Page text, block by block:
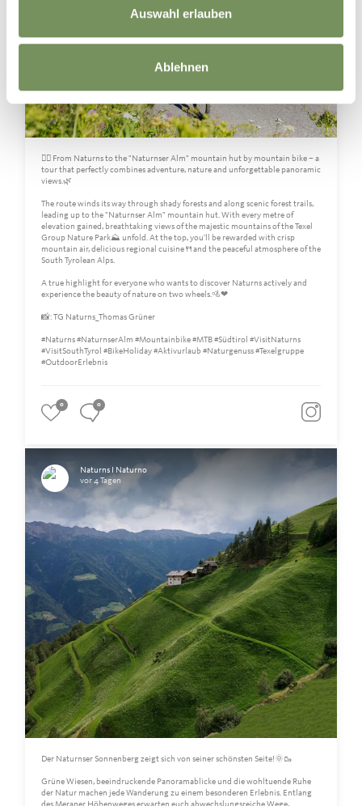
Auswahl erlauben
Ablehnen
🚵‍♀️ From Naturns to the "Naturnser Alm" mountain hut by mountain bike – a
tour that perfectly combines adventure, nature and unforgettable panoramic
views.🌿
The route winds its way through shady forests and along scenic forest trails,
leading up to the "Naturnser Alm" mountain hut. With every metre of
elevation gained, breathtaking views of the majestic mountains of the Texel
Group Nature Park⛰️ unfold. At the top, you'll be rewarded with crisp
mountain air, delicious regional cuisine🍴and the peaceful atmosphere of the
South Tyrolean Alps.
A true highlight for everyone who wants to discover Naturns actively and
experience the beauty of nature on two wheels.🚵❤
📸: TG Naturns_Thomas Grüner
#Naturns #NaturnserAlm #Mountainbike #MTB #Südtirol #VisitNaturns
#VisitSouthTyrol #BikeHoliday #Aktivurlaub #Naturgenuss #Texelgruppe
#OutdoorErlebnis
0 0
Naturns I Naturno
vor 4 Tagen
Der Naturnser Sonnenberg zeigt sich von seiner schönsten Seite!🌞🥾
Grüne Wiesen, beeindruckende Panoramablicke und die wohltuende Ruhe
der Natur machen jede Wanderung zu einem besonderen Erlebnis. Entlang